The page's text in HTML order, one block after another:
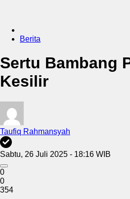
Berita
Sertu Bambang
Kesilir
Taufiq Rahmansyah
Sabtu, 26 Juli 2025 - 18:16 WIB
0
0
354